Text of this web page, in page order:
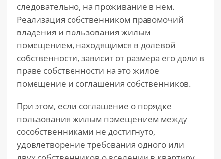
следовательно, на проживание в нем.
Реализация собственником правомочий
владения и пользования жилым
помещением, находящимся в долевой
собственности, зависит от размера его доли в
праве собственности на это жилое
помещение и соглашения собственников.
При этом, если соглашение о порядке
пользования жилым помещением между
сособственниками не достигнуто,
удовлетворение требования одного или